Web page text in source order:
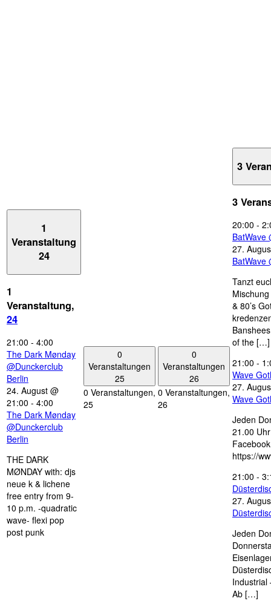
1
Veranstaltung
24
1
Veranstaltung,
24
21:00 - 4:00
The Dark Mønday
@Dunckerclub
Berlin
24. August @
21:00 - 4:00
The Dark Mønday
@Dunckerclub
Berlin
THE DARK
MØNDAY with: djs
neue k & lichene
free entry from 9-
10 p.m. -quadratic
wave- flexi pop
post punk
0
Veranstaltungen
25
0 Veranstaltungen,
25
0
Veranstaltungen
26
0 Veranstaltungen,
26
3
3
20:00 -
BatWave
27.
BatWave
Tanzt
& 80’s
of the […]
21:00 -
Wave
27.
Wave
Jeden
21.00
https://
21:00 -
27.
Jeden
Industrial
Ab […]